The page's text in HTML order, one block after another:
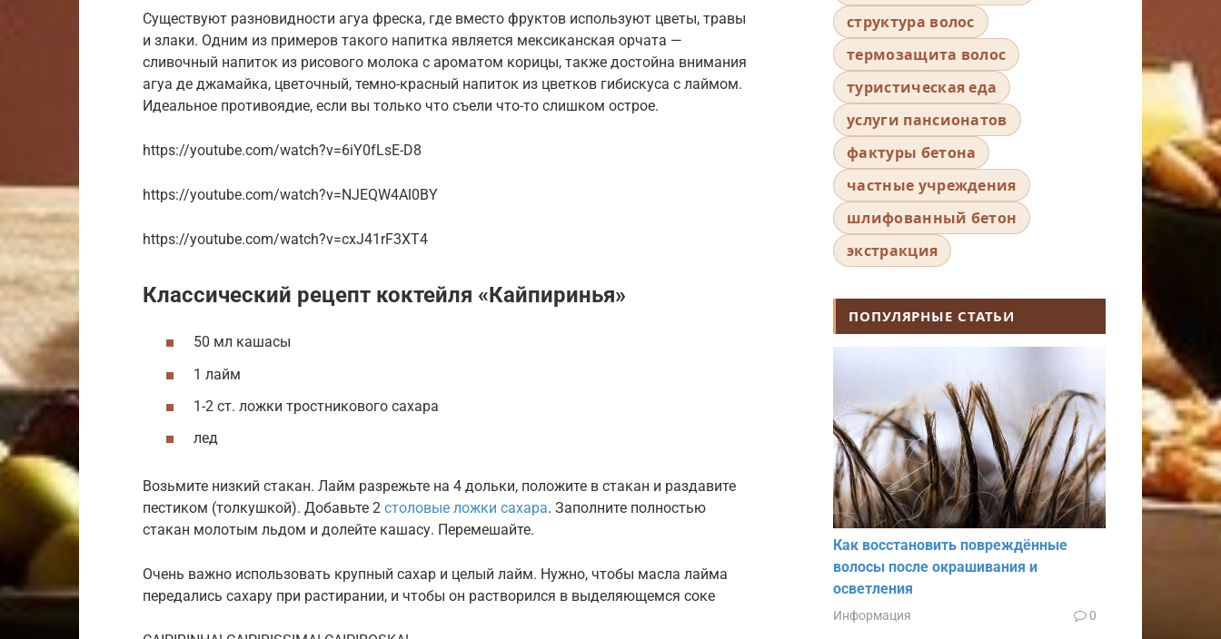
Существуют разновидности агуа фреска, где вместо фруктов используют цветы, травы
и злаки. Одним из примеров такого напитка является мексиканская орчата —
сливочный напиток из рисового молока с ароматом корицы, также достойна внимания
агуа де джамайка, цветочный, темно-красный напиток из цветков гибискуса с лаймом.
Идеальное противоядие, если вы только что съели что-то слишком острое.
https://youtube.com/watch?v=6iY0fLsE-D8
https://youtube.com/watch?v=NJEQW4Al0BY
https://youtube.com/watch?v=cxJ41rF3XT4
Классический рецепт коктейля «Кайпиринья»
50 мл кашасы
1 лайм
1-2 ст. ложки тростникового сахара
лед
Возьмите низкий стакан. Лайм разрежьте на 4 дольки, положите в стакан и раздавите
пестиком (толкушкой). Добавьте 2 столовые ложки сахара. Заполните полностью
стакан молотым льдом и долейте кашасу. Перемешайте.
Очень важно использовать крупный сахар и целый лайм. Нужно, чтобы масла лайма
передались сахару при растирании, и чтобы он растворился в выделяющемся соке
структура волос
термозащита волос
туристическая еда
услуги пансионатов
фактуры бетона
частные учреждения
шлифованный бетон
экстракция
ПОПУЛЯРНЫЕ СТАТЬИ
Как восстановить повреждённые
волосы после окрашивания и
осветления
Информация 0